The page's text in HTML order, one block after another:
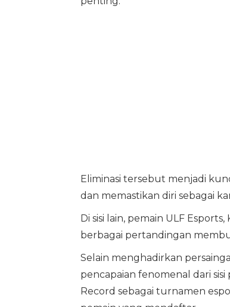
Eliminasi tersebut menjadi
dan memastikan diri sebagai
Di sisi lain, pemain ULF
berbagai pertandingan
Selain menghadirkan
pencapaian fenomenal dari
Record sebagai turnamen